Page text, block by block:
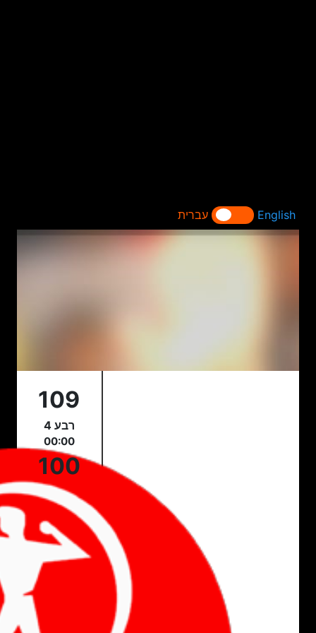
English עברית
109
רבע 4
00:00
100